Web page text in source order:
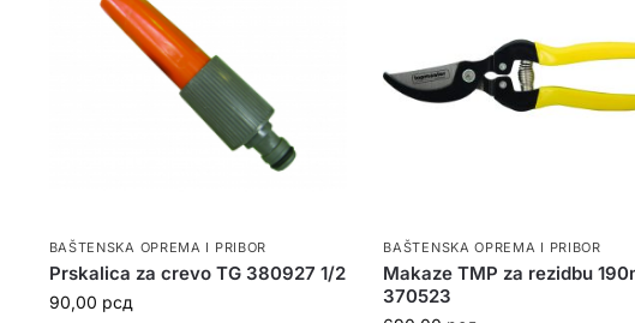
BAŠTENSKA OPREMA I PRIBOR
Prskalica za crevo TG 380927 1/2
90,00 рсд
BAŠTENSKA OPREMA I PRIBOR
Makaze TMP za rezidbu
370523